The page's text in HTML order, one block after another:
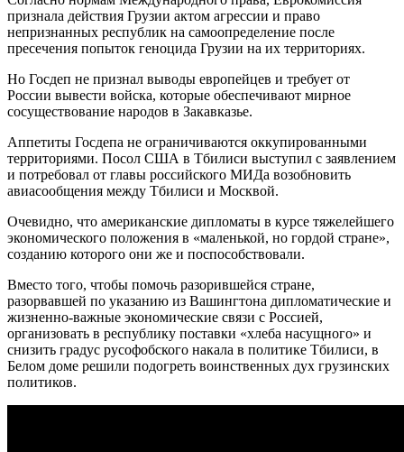
признала действия Грузии актом агрессии и право
непризнанных республик на самоопределение после
пресечения попыток геноцида Грузии на их территориях.
Но Госдеп не признал выводы европейцев и требует от
России вывести войска, которые обеспечивают мирное
сосуществование народов в Закавказье.
Аппетиты Госдепа не ограничиваются оккупированными
территориями. Посол США в Тбилиси выступил с заявлением
и потребовал от главы российского МИДа возобновить
авиасообщения между Тбилиси и Москвой.
Очевидно, что американские дипломаты в курсе тяжелейшего
экономического положения в «маленькой, но гордой стране»,
созданию которого они же и поспособствовали.
Вместо того, чтобы помочь разорившейся стране,
разорвавшей по указанию из Вашингтона дипломатические и
жизненно-важные экономические связи с Россией,
организовать в республику поставки «хлеба насущного» и
снизить градус русофобского накала в политике Тбилиси, в
Белом доме решили подогреть воинственных дух грузинских
политиков.